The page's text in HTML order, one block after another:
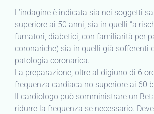
L’indagine è indicata sia nei soggetti
superiore ai 50 anni, sia in quelli “a
fumatori, diabetici, con familiarità per
coronariche) sia in quelli già sofferenti
patologia coronarica.
La preparazione, oltre al digiuno di 6
frequenza cardiaca no superiore ai 60
Il cardiologo può somministrare un
ridurre la frequenza se necessario.